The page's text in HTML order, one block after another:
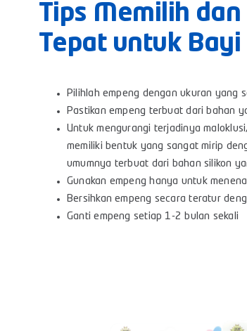
Tips Memilih
Tepat untuk Bayi
Pilihlah empeng dengan ukuran yang
Pastikan empeng terbuat dari bahan
Untuk mengurangi terjadinya
memiliki bentuk yang sangat mirip
umumnya terbuat dari bahan silikon
Gunakan empeng hanya untuk
Bersihkan empeng secara teratur
Ganti empeng setiap 1-2 bulan sekali